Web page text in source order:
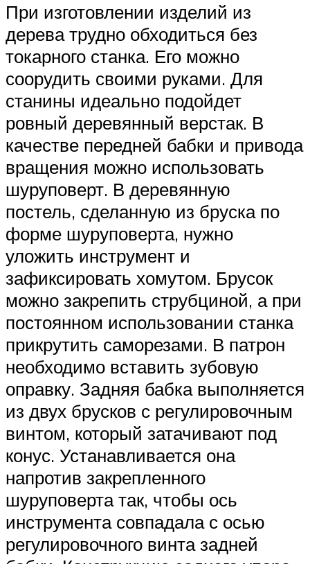
При изготовлении изделий из
дерева трудно обходиться без
токарного станка. Его можно
соорудить своими руками. Для
станины идеально подойдет
ровный деревянный верстак. В
качестве передней бабки и привода
вращения можно использовать
шуруповерт. В деревянную
постель, сделанную из бруска по
форме шуруповерта, нужно
уложить инструмент и
зафиксировать хомутом. Брусок
можно закрепить струбциной, а при
постоянном использовании станка
прикрутить саморезами. В патрон
необходимо вставить зубовую
оправку. Задняя бабка выполняется
из двух брусков с регулировочным
винтом, который затачивают под
конус. Устанавливается она
напротив закрепленного
шуруповерта так, чтобы ось
инструмента совпадала с осью
регулировочного винта задней